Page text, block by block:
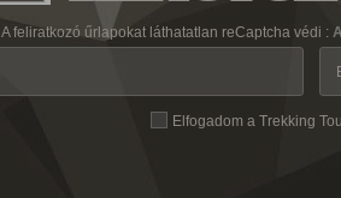
A feliratkozó űrlapokat láthatatlan reCaptcha védi :
Elfogadom a Trekking